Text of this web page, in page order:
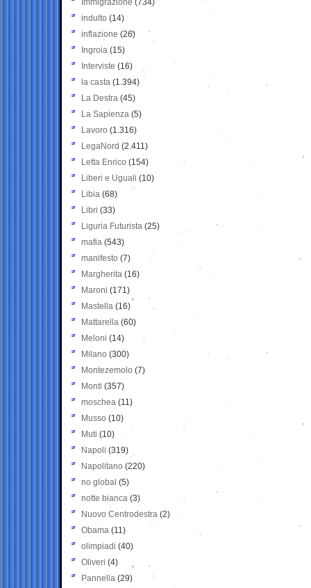
Immigrazione (734)
indulto (14)
inflazione (26)
Ingroia (15)
Interviste (16)
la casta (1.394)
La Destra (45)
La Sapienza (5)
Lavoro (1.316)
LegaNord (2.411)
Letta Enrico (154)
Liberi e Uguali (10)
Libia (68)
Libri (33)
Liguria Futurista (25)
mafia (543)
manifesto (7)
Margherita (16)
Maroni (171)
Mastella (16)
Mattarella (60)
Meloni (14)
Milano (300)
Montezemolo (7)
Monti (357)
moschea (11)
Musso (10)
Muti (10)
Napoli (319)
Napolitano (220)
no global (5)
notte bianca (3)
Nuovo Centrodestra (2)
Obama (11)
olimpiadi (40)
Oliveri (4)
Pannella (29)